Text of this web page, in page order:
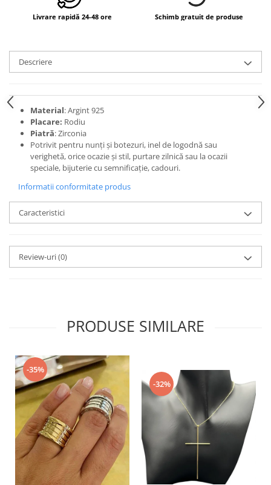
Livrare rapidă 24-48 ore Schimb gratuit de produse
Descriere
Material: Argint 925
Placare: Rodiu
Piatră: Zirconia
Potrivit pentru nunți și botezuri, inel de logodnă sau
verighetă, orice ocazie și stil, purtare zilnică sau la ocazii
speciale, bijuterie cu semnificație, cadouri.
Informatii conformitate produs
Caracteristici
Review-uri(0)
PRODUSE SIMILARE
-35%
-32%